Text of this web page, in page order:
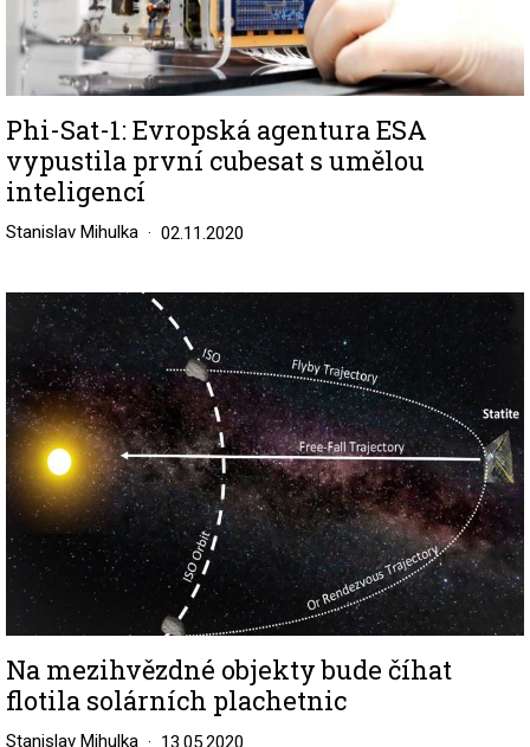
Phi-Sat-1: Evropská agentura ESA
vypustila první cubesat s umělou
inteligencí
Stanislav Mihulka 02.11.2020
Image
Na mezihvězdné objekty bude číhat
flotila solárních plachetnic
Stanislav Mihulka 13.05.2020